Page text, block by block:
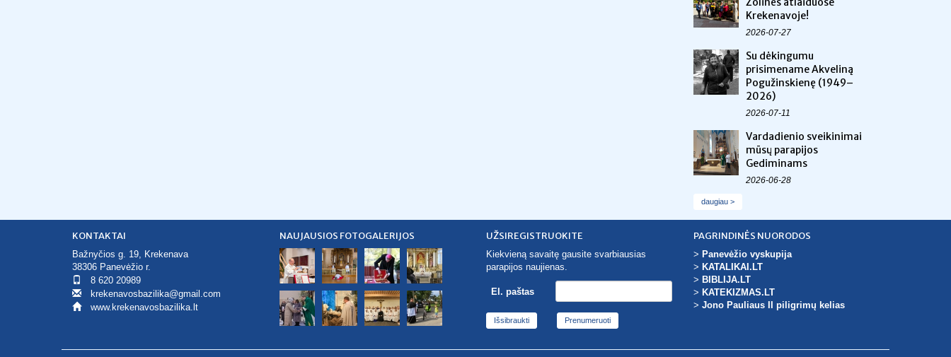
Krekenavoje!
2026-07-27
Su dėkingumu
prisimename Akveliną
Pogužinskienę (1949–
2026)
2026-07-11
Vardadienio sveikinimai
mūsų parapijos
Gediminams
2026-06-28
daugiau >
KONTAKTAI
Bažnyčios g. 19, Krekenava
38306 Panevėžio r.
8 620 20989
krekenavosbazilika@gmail.com
www.krekenavosbazilika.lt
NAUJAUSIOS FOTOGALERIJOS UŽSIREGISTRUOKITE
Kiekvieną savaitę gausite svarbiausias
parapijos naujienas.
El. paštas
Išsibraukti
PAGRINDINĖS NUORODOS
> Panevėžio vyskupija
> KATALIKAI.LT
> BIBLIJA.LT
> KATEKIZMAS.LT
> Jono Pauliaus II piligrimų kelias